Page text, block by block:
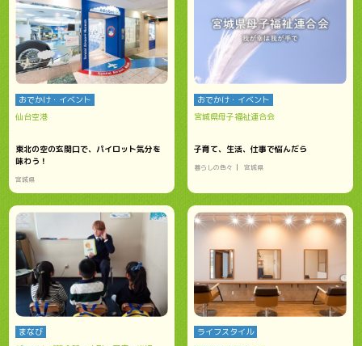
おでかけ・イベント
仙台空港
東北の空の玄関口で、パイロット気分を
味わう！
宮城県
おでかけ・イベント
宮城県母子福祉連合会
子育て、生活、仕事で悩んだら
暮らしの色々 宮城県
まなび
ライフスタイル